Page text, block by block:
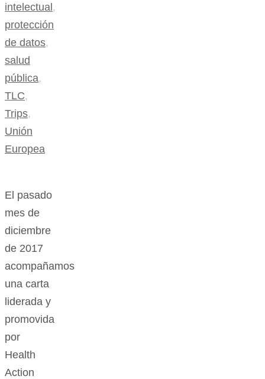
intelectual,
protección
de datos,
salud
pública,
TLC,
Trips,
Unión
Europea
El pasado
mes de
diciembre
de 2017
acompañamos
una carta
liderada y
promovida
por
Health
Action